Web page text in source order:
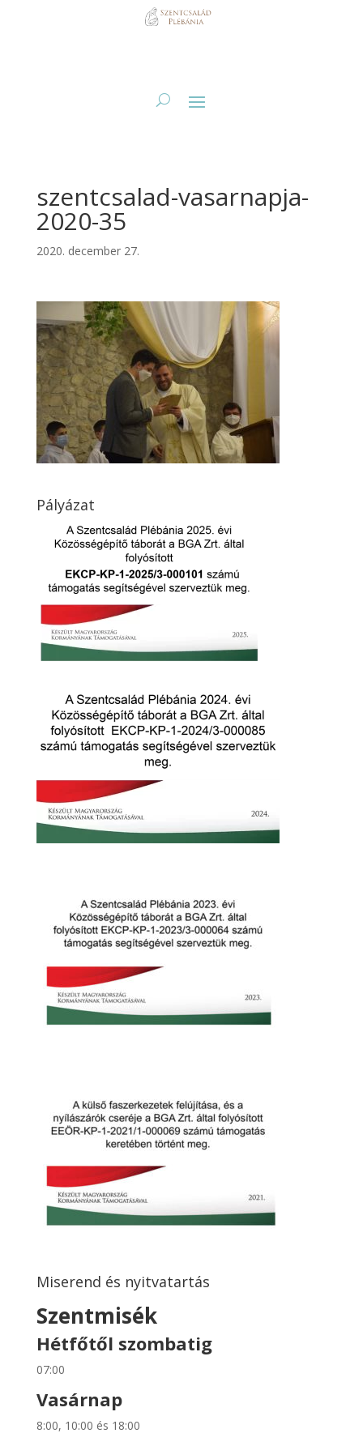
szentcsalad-vasarnapja-
2020-35
2020. december 27.
Pályázat
Miserend és nyitvatartás
Szentmisék
Hétfőtől szombatig
07:00
Vasárnap
8:00, 10:00 és 18:00